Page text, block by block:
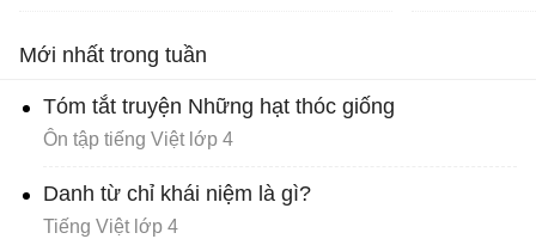
Mới nhất trong tuần
Tóm tắt truyện Những hạt thóc giống
Ôn tập tiếng Việt lớp 4
Danh từ chỉ khái niệm là gì?
Tiếng Việt lớp 4